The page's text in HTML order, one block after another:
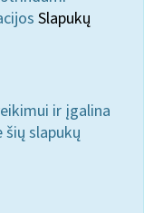
Slapukų
ir įgalina
slapukų